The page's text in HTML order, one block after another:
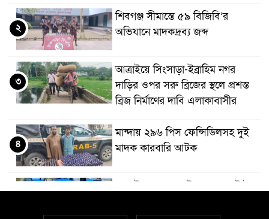
শিবগঞ্জ সীমান্তে ৫৯ বিজিবি’র
অভিযানে মাদকদ্রব্য জব্দ
২
আত্রাইয়ে সিংসাড়া-ইব্রাহিম নগর
দাড়ির ওপর সরু ব্রিজের স্থলে প্রশস্ত
ব্রিজ নির্মাণের দাবি এলাকাবাসীর
৩
মান্দায় ২৯৬ পিস ফেন্সিডিলসহ দুই
মাদক কারবারি আটক
৪
আত্রাইয়ে ২০ লাখ টাকা মূল্যের ট্রাক্টর